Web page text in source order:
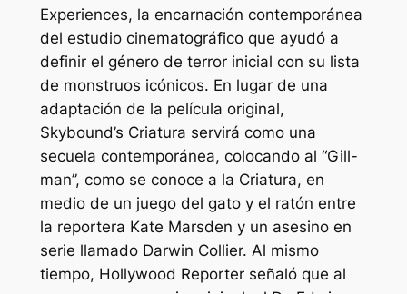
Experiences, la encarnación contemporánea
del estudio cinematográfico que ayudó a
definir el género de terror inicial con su lista
de monstruos icónicos. En lugar de una
adaptación de la película original,
Skybound’s Criatura servirá como una
secuela contemporánea, colocando al “Gill-
man”, como se conoce a la Criatura, en
medio de un juego del gato y el ratón entre
la reportera Kate Marsden y un asesino en
serie llamado Darwin Collier. Al mismo
tiempo, Hollywood Reporter señaló que al